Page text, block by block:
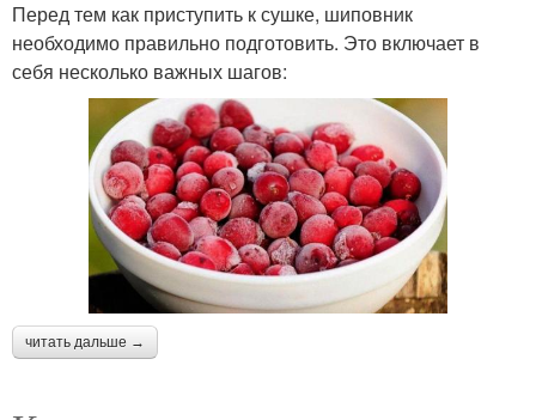
Перед тем как приступить к сушке, шиповник
необходимо правильно подготовить. Это включает в
себя несколько важных шагов:
читать дальше →